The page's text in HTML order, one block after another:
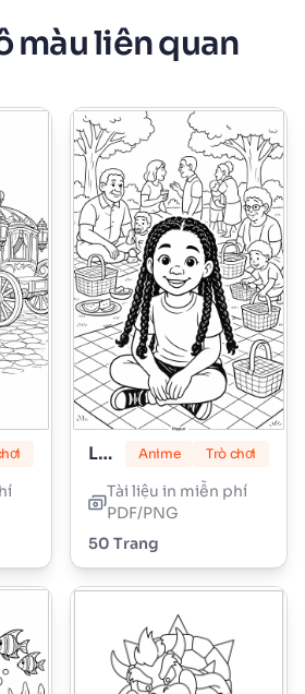
màu liên quan
Lily Love Braids Anime Trò chơi
Tài liệu in miễn phí
PDF/PNG
50 Trang